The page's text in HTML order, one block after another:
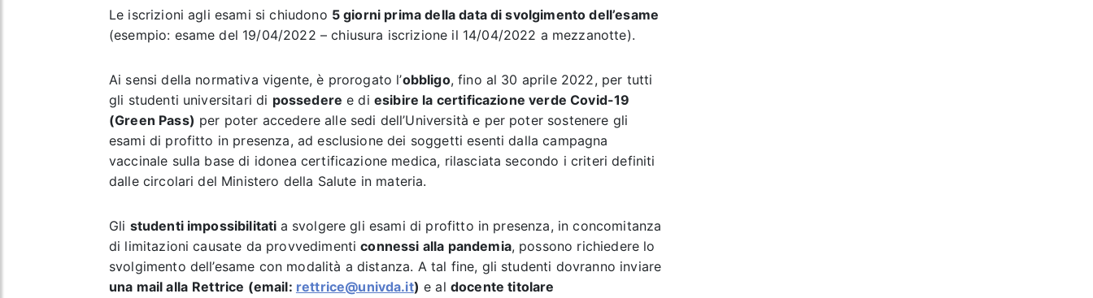
Le iscrizioni agli esami si chiudono 5 giorni prima della data di svolgimento dell’esame
(esempio: esame del 19/04/2022 – chiusura iscrizione il 14/04/2022 a mezzanotte).
Ai sensi della normativa vigente, è prorogato l’obbligo, fino al 30 aprile 2022, per tutti
gli studenti universitari di possedere e di esibire la certificazione verde Covid-19
(Green Pass) per poter accedere alle sedi dell’Università e per poter sostenere gli
esami di profitto in presenza, ad esclusione dei soggetti esenti dalla campagna
vaccinale sulla base di idonea certificazione medica, rilasciata secondo i criteri definiti
dalle circolari del Ministero della Salute in materia.
Gli studenti impossibilitati a svolgere gli esami di profitto in presenza, in concomitanza
di limitazioni causate da provvedimenticonnessi alla pandemia, possono richiedere lo
svolgimento dell’esame con modalità a distanza. A tal fine, gli studenti dovranno inviare
una mail alla Rettrice (email: rettrice@univda.it) e al docente titolare